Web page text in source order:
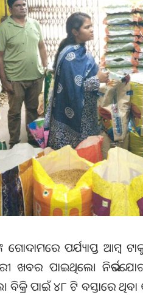
ଗୋଦାମରେ ପର୍ଯ୍ୟାପ୍ତ ଆମ୍ବ
ଖବର ପାଇଥିଲେ।
ପାଇଁ ୪୮ ଟି ବସ୍ତାରେ